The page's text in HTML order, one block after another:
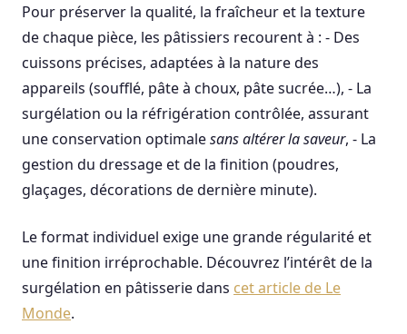
Pour préserver la qualité, la fraîcheur et la texture
de chaque pièce, les pâtissiers recourent à : - Des
cuissons précises, adaptées à la nature des
appareils (soufflé, pâte à choux, pâte sucrée…), - La
surgélation ou la réfrigération contrôlée, assurant
une conservation optimalesans altérer la saveur, - La
gestion du dressage et de la finition (poudres,
glaçages, décorations de dernière minute).
Le format individuel exige une grande régularité et
une finition irréprochable. Découvrez l’intérêt de la
surgélation en pâtisserie dans cet article de Le
Monde.